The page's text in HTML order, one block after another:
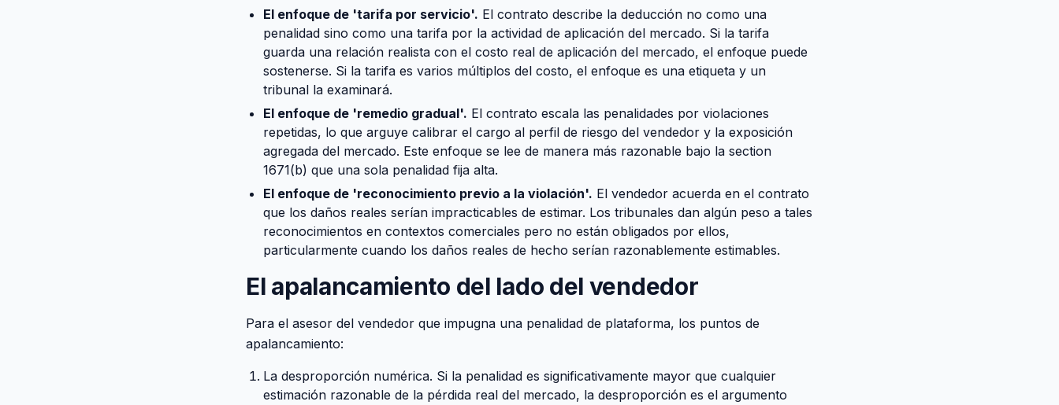
El enfoque de 'tarifa por servicio'. El contrato describe la deducción no como una
penalidad sino como una tarifa por la actividad de aplicación del mercado. Si la tarifa
guarda una relación realista con el costo real de aplicación del mercado, el enfoque puede
sostenerse. Si la tarifa es varios múltiplos del costo, el enfoque es una etiqueta y un
tribunal la examinará.
El enfoque de 'remedio gradual'. El contrato escala las penalidades por violaciones
repetidas, lo que arguye calibrar el cargo al perfil de riesgo del vendedor y la exposición
agregada del mercado. Este enfoque se lee de manera más razonable bajo la section
1671(b) que una sola penalidad fija alta.
El enfoque de 'reconocimiento previo a la violación'. El vendedor acuerda en el contrato
que los daños reales serían impracticables de estimar. Los tribunales dan algún peso a tales
reconocimientos en contextos comerciales pero no están obligados por ellos,
particularmente cuando los daños reales de hecho serían razonablemente estimables.
El apalancamiento del lado del vendedor
Para el asesor del vendedor que impugna una penalidad de plataforma, los puntos de
apalancamiento:
La desproporción numérica. Si la penalidad es significativamente mayor que cualquier
estimación razonable de la pérdida real del mercado, la desproporción es el argumento